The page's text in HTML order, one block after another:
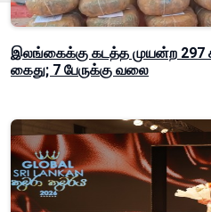
இலங்கைக்கு கடத்த முயன்ற 297
கைது; 7 பேருக்கு வலை